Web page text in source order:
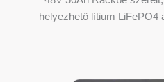
helyezhető lítium LiFePO4